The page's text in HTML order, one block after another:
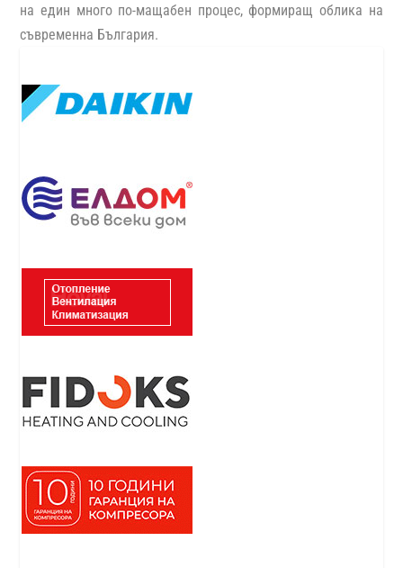
на един много по-мащабен процес, формиращ облика на
съвременна България.